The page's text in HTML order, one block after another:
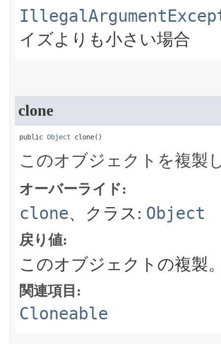
イズよりも小さい場合
clone
public Object clone​()
このオブジェクトを複製
オーバーライド:
clone、クラス: Object
戻り値:
このオブジェクトの複製
関連項目:
Cloneable